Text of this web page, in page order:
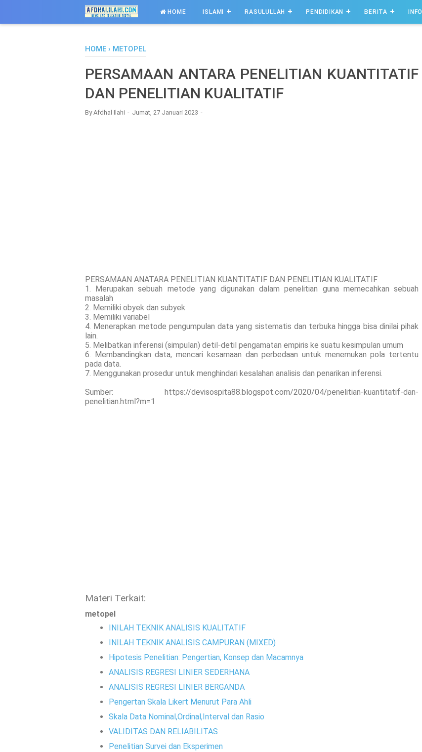
HOME ISLAMI RASULULLAH PENDIDIKAN BERITA INFO
HOME › METOPEL
PERSAMAAN ANTARA PENELITIAN KUANTITATIF
DAN PENELITIAN KUALITATIF
ByAfdhal Ilahi Jumat, 27 Januari 2023
PERSAMAAN ANATARA PENELITIAN KUANTITATIF DAN PENELITIAN KUALITATIF
1. Merupakan sebuah metode yang digunakan dalam penelitian guna memecahkan sebuah
masalah
2. Memiliki obyek dan subyek
3. Memiliki variabel
4. Menerapkan metode pengumpulan data yang sistematis dan terbuka hingga bisa dinilai pihak
lain.
5. Melibatkan inferensi (simpulan) detil-detil pengamatan empiris ke suatu kesimpulan umum
6. Membandingkan data, mencari kesamaan dan perbedaan untuk menemukan pola tertentu
pada data.
7. Menggunakan prosedur untuk menghindari kesalahan analisis dan penarikan inferensi.
Sumber: https://devisospita88.blogspot.com/2020/04/penelitian-kuantitatif-dan-
penelitian.html?m=1
Materi Terkait:
metopel
INILAH TEKNIK ANALISIS KUALITATIF
INILAH TEKNIK ANALISIS CAMPURAN (MIXED)
Hipotesis Penelitian: Pengertian, Konsep dan Macamnya
ANALISIS REGRESI LINIER SEDERHANA
ANALISIS REGRESI LINIER BERGANDA
Pengertan Skala Likert Menurut Para Ahli
Skala Data Nominal,Ordinal,Interval dan Rasio
VALIDITAS DAN RELIABILITAS
Penelitian Survei dan Eksperimen